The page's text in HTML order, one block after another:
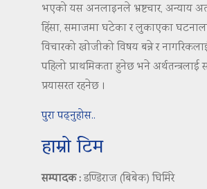
भएको यस अनलाइनले भ्रष्टचार, अन्याय
हिंसा, समाजमा घटेका र लुकाएका
विचारको खोजीको विषय बन्ने र
पहिलो प्राथमिकता हुनेछ भने अर्थतन्त्रलाई
प्रयासरत रहनेछ ।
पुरा पढ्नुहोस..
हाम्रो टिम
सम्पादक :डण्डिराज (बिबेक) घिमिरे